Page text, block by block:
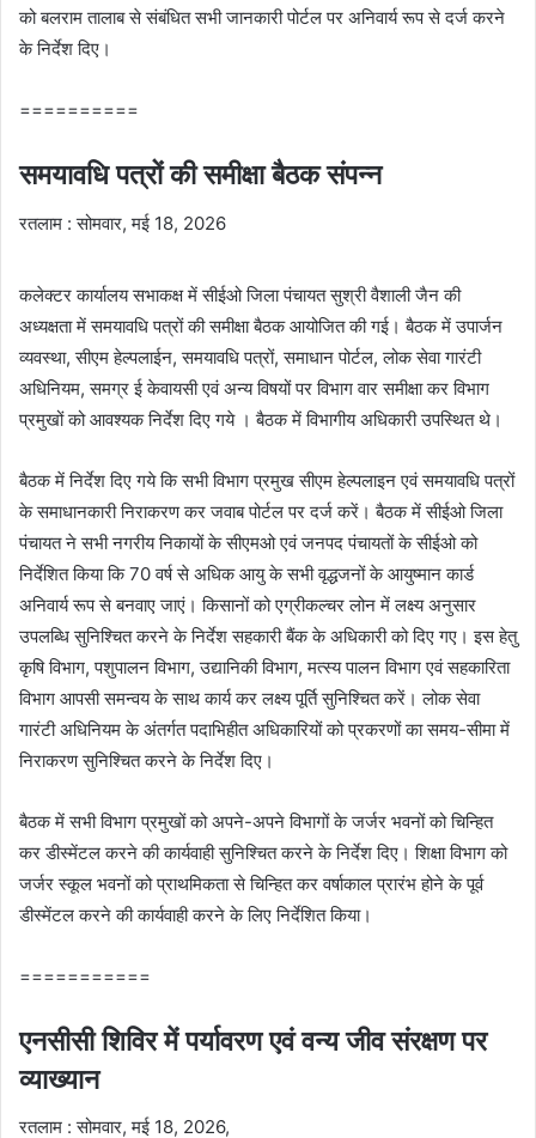
को बलराम तालाब से संबंधित सभी जानकारी पोर्टल पर अनिवार्य रूप से दर्ज करने
के निर्देश दिए।
==========
समयावधि पत्रों की समीक्षा बैठक संपन्न
रतलाम : सोमवार, मई 18, 2026
कलेक्टर कार्यालय सभाकक्ष में सीईओ जिला पंचायत सुश्री वैशाली जैन की
अध्यक्षता में समयावधि पत्रों की समीक्षा बैठक आयोजित की गई। बैठक में उपार्जन
व्यवस्था, सीएम हेल्पलाईन, समयावधि पत्रों, समाधान पोर्टल, लोक सेवा गारंटी
अधिनियम, समग्र ई केवायसी एवं अन्य विषयों पर विभाग वार समीक्षा कर विभाग
प्रमुखों को आवश्यक निर्देश दिए गये । बैठक में विभागीय अधिकारी उपस्थित थे।
बैठक में निर्देश दिए गये कि सभी विभाग प्रमुख सीएम हेल्पलाइन एवं समयावधि पत्रों
के समाधानकारी निराकरण कर जवाब पोर्टल पर दर्ज करें। बैठक में सीईओ जिला
पंचायत ने सभी नगरीय निकायों के सीएमओ एवं जनपद पंचायतों के सीईओ को
निर्देशित किया कि 70 वर्ष से अधिक आयु के सभी वृद्धजनों के आयुष्मान कार्ड
अनिवार्य रूप से बनवाए जाएं। किसानों को एग्रीकल्चर लोन में लक्ष्य अनुसार
उपलब्धि सुनिश्चित करने के निर्देश सहकारी बैंक के अधिकारी को दिए गए। इस हेतु
कृषि विभाग, पशुपालन विभाग, उद्यानिकी विभाग, मत्स्य पालन विभाग एवं सहकारिता
विभाग आपसी समन्वय के साथ कार्य कर लक्ष्य पूर्ति सुनिश्चित करें। लोक सेवा
गारंटी अधिनियम के अंतर्गत पदाभिहीत अधिकारियों को प्रकरणों का समय-सीमा में
निराकरण सुनिश्चित करने के निर्देश दिए।
बैठक में सभी विभाग प्रमुखों को अपने-अपने विभागों के जर्जर भवनों को चिन्हित
कर डीस्मेंटल करने की कार्यवाही सुनिश्चित करने के निर्देश दिए। शिक्षा विभाग को
जर्जर स्कूल भवनों को प्राथमिकता से चिन्हित कर वर्षाकाल प्रारंभ होने के पूर्व
डीस्मेंटल करने की कार्यवाही करने के लिए निर्देशित किया।
===========
एनसीसी शिविर में पर्यावरण एवं वन्य जीव संरक्षण पर
व्याख्यान
रतलाम : सोमवार, मई 18, 2026,